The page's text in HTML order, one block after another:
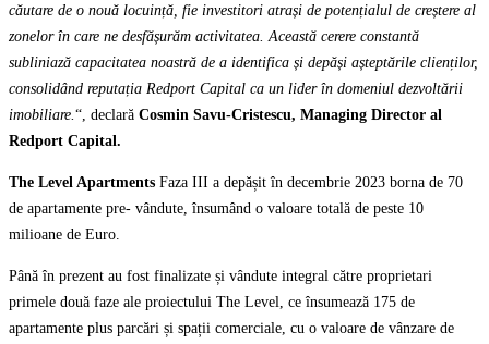
căutare de o nouă locuință, fie investitori atrași de potențialul de creștere al
zonelor în care ne desfășurăm activitatea. Această cerere constantă
subliniază capacitatea noastră de a identifica și depăși așteptările clienților,
consolidând reputația Redport Capital ca un lider în domeniul dezvoltării
imobiliare. “, declară Cosmin Savu-Cristescu, Managing Director al
Redport Capital.
The Level Apartments Faza III a depășit în decembrie 2023 borna de 70
de apartamente pre- vândute, însumând o valoare totală de peste 10
milioane de Euro.
Până în prezent au fost finalizate și vândute integral către proprietari
primele două faze ale proiectului The Level, ce însumează 175 de
apartamente plus parcări și spații comerciale, cu o valoare de vânzare de